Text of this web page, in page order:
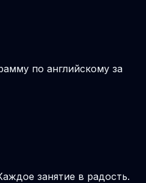
по английскому за
занятие в радость.